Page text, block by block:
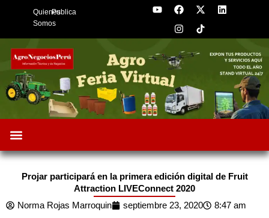
Quienes
Somos
Publica
Y
o
b
e
F
a
c
e
o
o
k
X
-
t
w
t
L
i
d
n
I
n
s
t
g
r
a
Projar participará en la primera edición digital de Fruit
Attraction LIVEConnect 2020
Norma Rojas Marroquin
septiembre 23, 2020 8:47 am